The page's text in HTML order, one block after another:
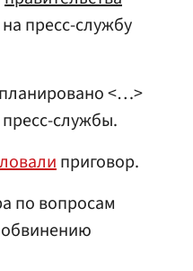
пресс-службу
<…>
службы.
приговор.
по вопросам
обвинению